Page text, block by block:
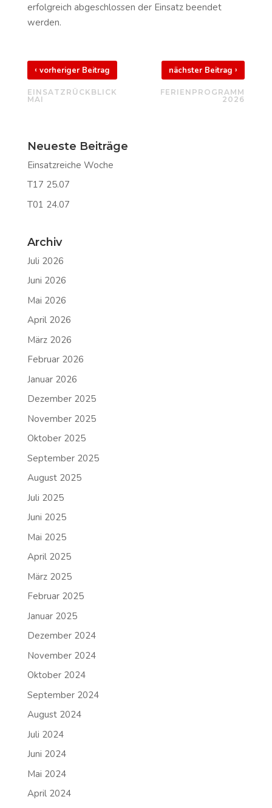
erfolgreich abgeschlossen der Einsatz beendet
werden.
‹ vorheriger Beitrag
EINSATZRÜCKBLICK
MAI
nächster Beitrag›
FERIENPROGRAMM
2026
Neueste Beiträge
Einsatzreiche Woche
T17 25.07
T01 24.07
Archiv
Juli 2026
Juni 2026
Mai 2026
April 2026
März 2026
Februar 2026
Januar 2026
Dezember 2025
November 2025
Oktober 2025
September 2025
August 2025
Juli 2025
Juni 2025
Mai 2025
April 2025
März 2025
Februar 2025
Januar 2025
Dezember 2024
November 2024
Oktober 2024
September 2024
August 2024
Juli 2024
Juni 2024
Mai 2024
April 2024